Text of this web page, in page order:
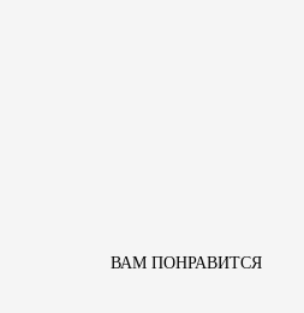
ВАМ ПОНРАВИТСЯ